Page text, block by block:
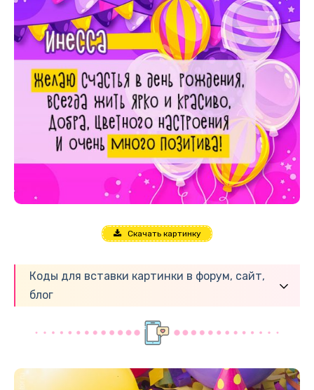
Скачать картинку
Коды для вставки картинки в форум, сайт,
блог